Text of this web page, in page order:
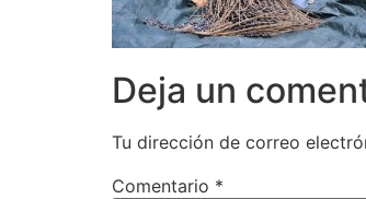
Deja un
Tu dirección de correo
Comentario *